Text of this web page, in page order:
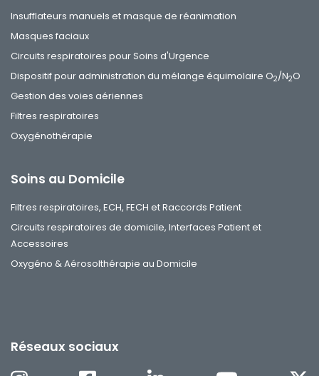
Insufflateurs manuels et masque de réanimation
Masques faciaux
Circuits respiratoires pour Soins d'Urgence
Dispositif pour administration du mélange équimolaire O2/N2O
Gestion des voies aériennes
Filtres respiratoires
Oxygénothérapie
Soins au Domicile
Filtres respiratoires, ECH, FECH et Raccords Patient
Circuits respiratoires de domicile, Interfaces Patient et
Accessoires
Oxygéno & Aérosolthérapie au Domicile
Réseaux sociaux